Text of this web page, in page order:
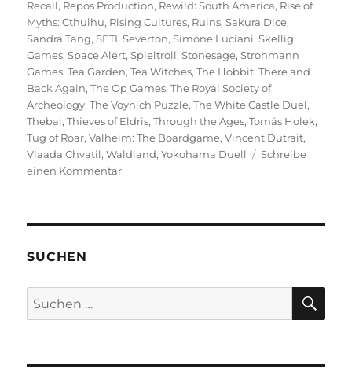
Recall, Repos Production, Rewild: South America, Rise of
Myths: Cthulhu, Rising Cultures, Ruins,Sakura Dice,
Sandra Tang,SETI,Severton,Simone Luciani,Skellig
Games,Space Alert,Spieltroll,Stonesage,Strohmann
Games,Tea Garden,Tea Witches,The Hobbit: There and
Back Again,The Op Games,The Royal Society of
Archeology,The Voynich Puzzle,The White Castle Duel,
Thebai,Thieves of Eldris,Through the Ages,Tomás Holek,
Tug of Roar,Valheim: The Boardgame,Vincent Dutrait,
Vlaada Chvatil,Waldland,Yokohama Duell
Schreibe
einen Kommentarzu
die
SUCHEN
Suchen
nach: